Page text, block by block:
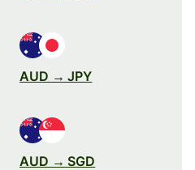
AUD → JPY
AUD → SGD